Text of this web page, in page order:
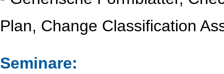
Plan, Change Classification
Seminare: